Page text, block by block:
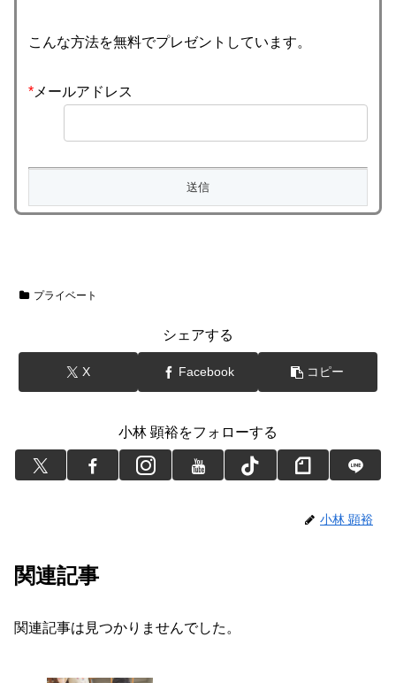
こんな方法を無料でプレゼントしています。
*メールアドレス
プライベート
シェアする
X Facebook コピー
小林 顕裕をフォローする
小林 顕裕
関連記事
関連記事は見つかりませんでした。